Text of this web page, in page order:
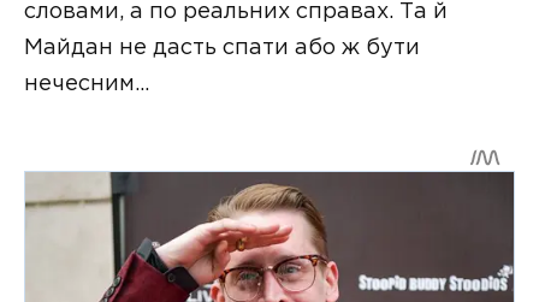
словами, а по реальних справах. Та й
Майдан не дасть спати або ж бути
нечесним…